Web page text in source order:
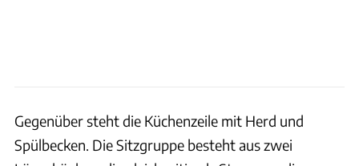
Gegenüber steht die Küchenzeile mit Herd und
Spülbecken. Die Sitzgruppe besteht aus zwei